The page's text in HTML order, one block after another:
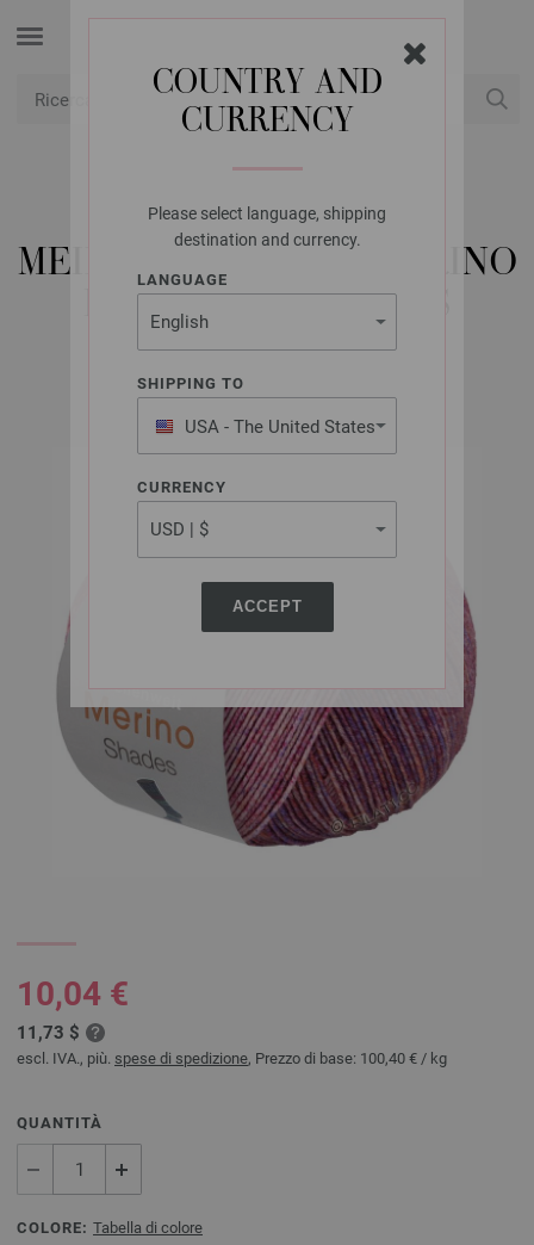
COUNTRY AND
CURRENCY
Please select language, shipping
destination and currency.
LANGUAGE
SHIPPING TO
USA - The United States
of America
CURRENCY
ACCEPT
LANA GROSSA
MEILENWEIT 100G MERINO
EXTRAFINE SHADES
10,04 €
11,73 $
escl. IVA., più. spese di spedizione, Prezzo di base: 100,40 € / kg
QUANTITÀ
COLORE: Tabella di colore